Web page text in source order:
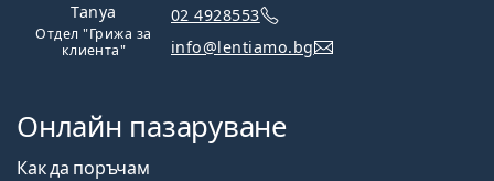
Tanya
Отдел "Грижа за
клиента"
02 4928553
info@lentiamo.bg
Онлайн пазаруване
Как да поръчам